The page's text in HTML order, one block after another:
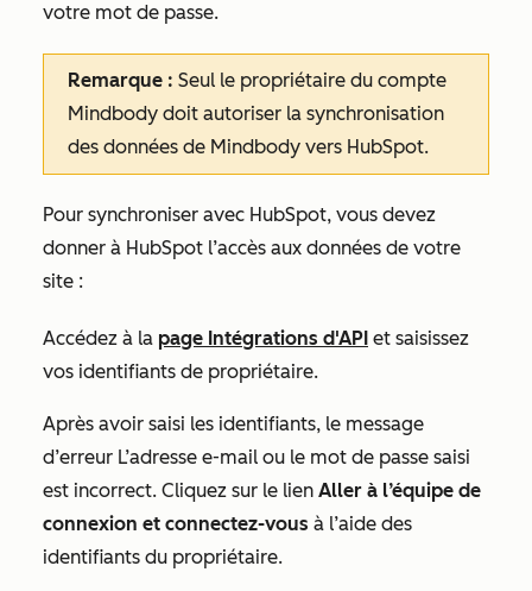
votre mot de passe.
Remarque : Seul le propriétaire du compte
Mindbody doit autoriser la synchronisation
des données de Mindbody vers HubSpot.
Pour synchroniser avec HubSpot, vous devez
donner à HubSpot l’accès aux données de votre
site :
Accédez à la page Intégrations d'API et saisissez
vos identifiants de propriétaire.
Après avoir saisi les identifiants, le message
d’erreur L’adresse e-mail ou le mot de passe saisi
est incorrect. Cliquez sur le lien Aller à l’équipe de
connexion et connectez-vous à l’aide des
identifiants du propriétaire.